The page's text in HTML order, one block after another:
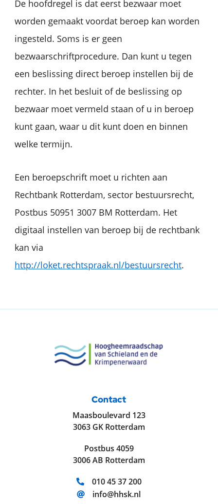
De hoofdregel is dat eerst bezwaar moet
worden gemaakt voordat beroep kan worden
ingesteld. Soms is er geen
bezwaarschriftprocedure. Dan kunt u tegen
een beslissing direct beroep instellen bij de
rechter. In het besluit of de beslissing op
bezwaar moet vermeld staan of u in beroep
kunt gaan, waar u dit kunt doen en binnen
welke termijn.
Een beroepschrift moet u richten aan
Rechtbank Rotterdam, sector bestuursrecht,
Postbus 50951 3007 BM Rotterdam. Het
digitaal instellen van beroep bij de rechtbank
kan via
http://loket.rechtspraak.nl/bestuursrecht.
Contact
Maasboulevard 123
3063 GK Rotterdam
Postbus 4059
3006 AB Rotterdam
Telefoonnummer:
010 45 37 200
E-mailadres:
info@hhsk.nl